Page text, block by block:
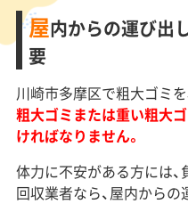
屋内からの運び出
要
川崎市多摩区で粗大ゴミ
粗大ゴミまたは重い粗大
ければなりません。
体力に不安がある方には、
回収業者なら、屋内からの